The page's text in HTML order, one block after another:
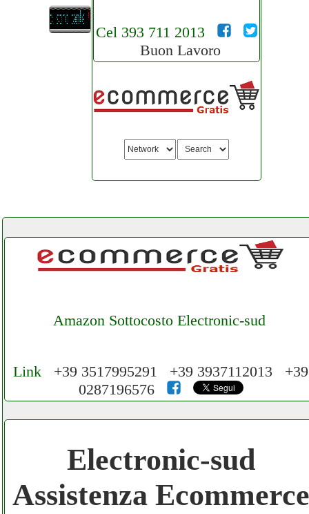
Cel 393 711 2013
Buon Lavoro
Amazon Sottocosto Electronic-sud
Cerchiamo Collaboratori per Lavoro nel
Network 3.000 € Mese
Gratis registra il tuo Ecommerce nel
Network
Link +39 3517995291 +39 3937112013 +39
0287196576
Electronic-sud
Assistenza Ecommerce